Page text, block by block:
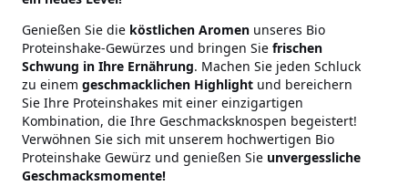
Genießen Sie die köstlichen Aromen unseres Bio
Proteinshake-Gewürzes und bringen Sie frischen
Schwung in Ihre Ernährung. Machen Sie jeden Schluck
zu einem geschmacklichen Highlight und bereichern
Sie Ihre Proteinshakes mit einer einzigartigen
Kombination, die Ihre Geschmacksknospen begeistert!
Verwöhnen Sie sich mit unserem hochwertigen Bio
Proteinshake Gewürz und genießen Sie unvergessliche
Geschmacksmomente!